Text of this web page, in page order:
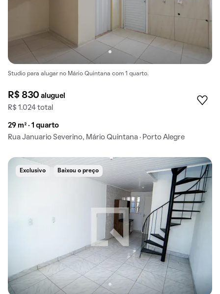
Studio para alugar no Mário Quintana com 1 quarto.
R$ 830aluguel
R$ 1.024 total
29 m² · 1 quarto
Rua Januario Severino, Mário Quintana · Porto Alegre
Exclusivo Baixou o preço